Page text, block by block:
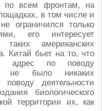
по всем фронтам, на
в том числе и
ограничился только
его интересует
американских
Китай бьет на то, что
адрес по поводу
не было никаких
деятельности
биологического
территории их, как